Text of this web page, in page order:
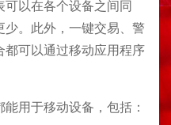
以在各个设备之间同
。此外，一键交易、警
可以通过移动应用程序
用于移动设备，包括：